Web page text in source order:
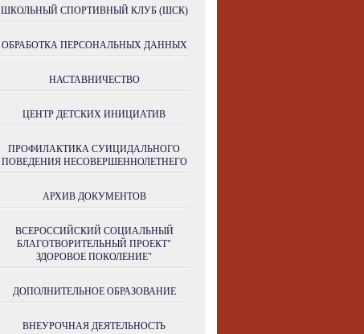
ШКОЛЬНЫЙ СПОРТИВНЫЙ КЛУБ (ШСК)
ОБРАБОТКА ПЕРСОНАЛЬНЫХ ДАННЫХ
НАСТАВНИЧЕСТВО
ЦЕНТР ДЕТСКИХ ИНИЦИАТИВ
ПРОФИЛАКТИКА СУИЦИДАЛЬНОГО
ПОВЕДЕНИЯ НЕСОВЕРШЕННОЛЕТНЕГО
АРХИВ ДОКУМЕНТОВ
ВСЕРОССИЙСКИЙ СОЦИАЛЬНЫЙ
БЛАГОТВОРИТЕЛЬНЫЙ ПРОЕКТ"
ЗДОРОВОЕ ПОКОЛЕНИЕ"
ДОПОЛНИТЕЛЬНОЕ ОБРАЗОВАНИЕ
ВНЕУРОЧНАЯ ДЕЯТЕЛЬНОСТЬ